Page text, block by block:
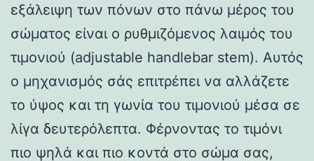
εξάλειψη των πόνων στο πάνω μέρος του
σώματος είναι ο ρυθμιζόμενος λαιμός του
τιμονιού (adjustable handlebar stem). Αυτός
ο μηχανισμός σάς επιτρέπει να αλλάζετε
το ύψος και τη γωνία του τιμονιού μέσα σε
λίγα δευτερόλεπτα. Φέρνοντας το τιμόνι
πιο ψηλά και πιο κοντά στο σώμα σας,